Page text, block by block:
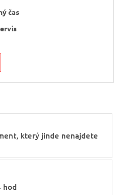
čas
který jinde nenajdete
hod